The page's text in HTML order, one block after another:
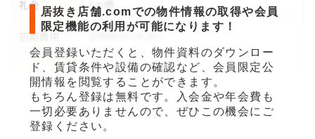
居抜き店舗.comでの物件情報の取得や会員
限定機能の利用が可能になります！
会員登録いただくと、物件資料のダウンロー
ド、賃貸条件や設備の確認など、会員限定公
開情報を閲覧することができます。
もちろん登録は無料です。入会金や年会費も
一切必要ありませんので、ぜひこの機会にご
登録ください。